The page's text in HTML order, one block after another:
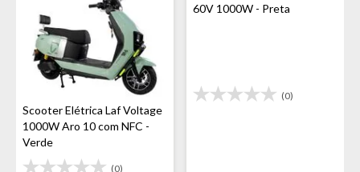
Scooter Elétrica Laf Voltage
1000W Aro 10 com NFC -
Verde
(0)
60V 1000W - Preta
(0)